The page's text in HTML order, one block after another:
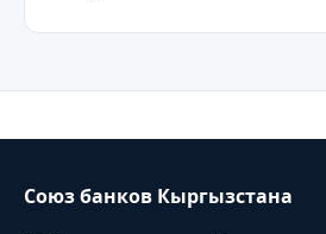
Союз банков Кыргызстана